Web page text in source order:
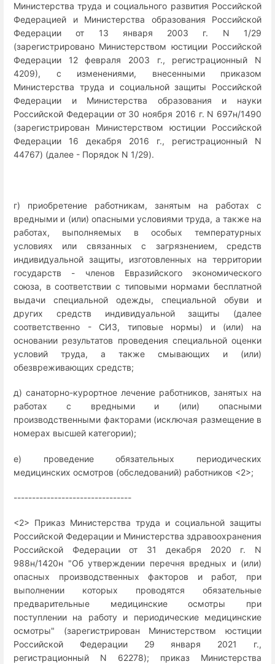
Министерства труда и социального развития Российской
Федерацией и Министерства образования Российской
Федерации от 13 января 2003 г. N 1/29
(зарегистрировано Министерством юстиции Российской
Федерации 12 февраля 2003 г., регистрационный N
4209), с изменениями, внесенными приказом
Министерства труда и социальной защиты Российской
Федерации и Министерства образования и науки
Российской Федерации от 30 ноября 2016 г. N 697н/1490
(зарегистрирован Министерством юстиции Российской
Федерации 16 декабря 2016 г., регистрационный N
44767) (далее - Порядок N 1/29).
г) приобретение работникам, занятым на работах с
вредными и (или) опасными условиями труда, а также на
работах, выполняемых в особых температурных
условиях или связанных с загрязнением, средств
индивидуальной защиты, изготовленных на территории
государств - членов Евразийского экономического
союза, в соответствии с типовыми нормами бесплатной
выдачи специальной одежды, специальной обуви и
других средств индивидуальной защиты (далее
соответственно - СИЗ, типовые нормы) и (или) на
основании результатов проведения специальной оценки
условий труда, а также смывающих и (или)
обезвреживающих средств;
д) санаторно-курортное лечение работников, занятых на
работах с вредными и (или) опасными
производственными факторами (исключая размещение в
номерах высшей категории);
е) проведение обязательных периодических
медицинских осмотров (обследований) работников <2>;
--------------------------------
<2> Приказ Министерства труда и социальной защиты
Российской Федерации и Министерства здравоохранения
Российской Федерации от 31 декабря 2020 г. N
988н/1420н "Об утверждении перечня вредных и (или)
опасных производственных факторов и работ, при
выполнении которых проводятся обязательные
предварительные медицинские осмотры при
поступлении на работу и периодические медицинские
осмотры" (зарегистрирован Министерством юстиции
Российской Федерации 29 января 2021 г.,
регистрационный N 62278); приказ Министерства